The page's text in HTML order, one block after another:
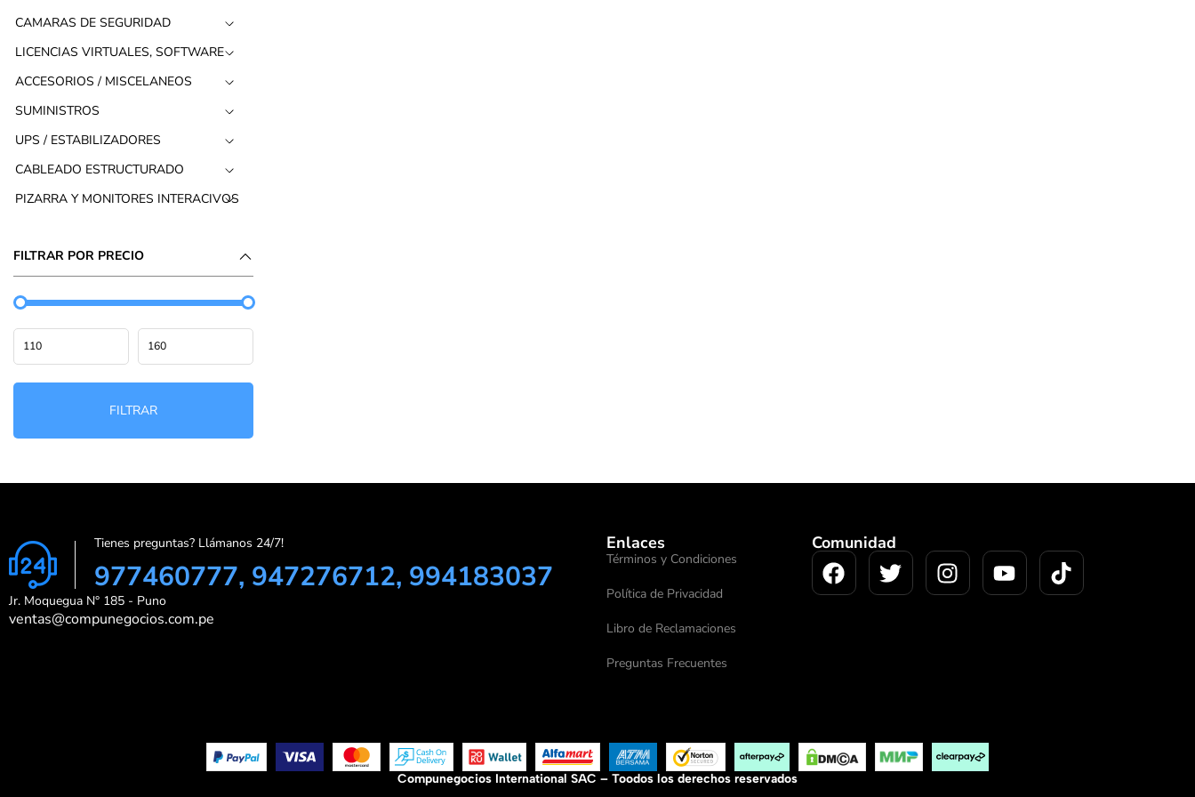
CAMARAS DE SEGURIDAD
LICENCIAS VIRTUALES, SOFTWARE
ACCESORIOS / MISCELANEOS
SUMINISTROS
UPS / ESTABILIZADORES
CABLEADO ESTRUCTURADO
PIZARRA Y MONITORES INTERACIVOS
FILTRAR POR PRECIO
FILTRAR
Tienes preguntas? Llámanos 24/7!
977460777, 947276712, 994183037
Jr. Moquegua N° 185 - Puno
ventas@compunegocios.com.pe
Enlaces
Términos y Condiciones
Política de Privacidad
Libro de Reclamaciones
Preguntas Frecuentes
Comunidad
Compunegocios International SAC – Toodos los derechos reservados